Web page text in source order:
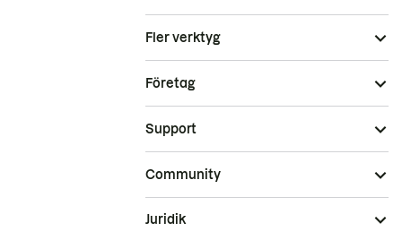
Fler verktyg
Företag
Support
Community
Juridik